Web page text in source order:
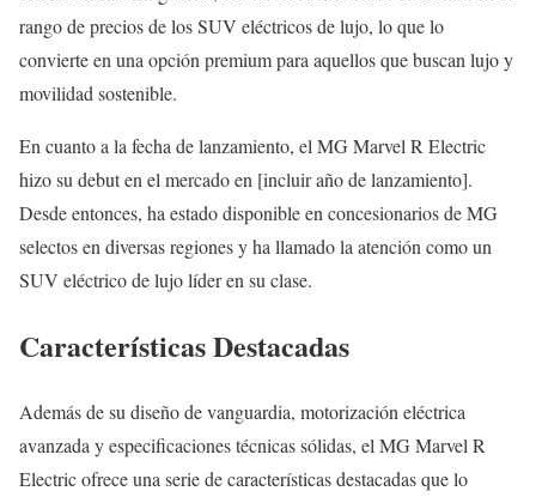
rango de precios de los SUV eléctricos de lujo, lo que lo
convierte en una opción premium para aquellos que buscan lujo y
movilidad sostenible.
En cuanto a la fecha de lanzamiento, el MG Marvel R Electric
hizo su debut en el mercado en [incluir año de lanzamiento].
Desde entonces, ha estado disponible en concesionarios de MG
selectos en diversas regiones y ha llamado la atención como un
SUV eléctrico de lujo líder en su clase.
Características Destacadas
Además de su diseño de vanguardia, motorización eléctrica
avanzada y especificaciones técnicas sólidas, el MG Marvel R
Electric ofrece una serie de características destacadas que lo